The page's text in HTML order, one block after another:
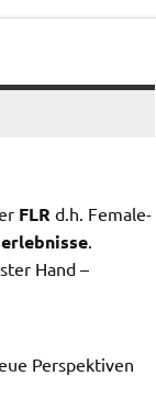
FLR d.h. Female-
.
Hand –
Perspektiven